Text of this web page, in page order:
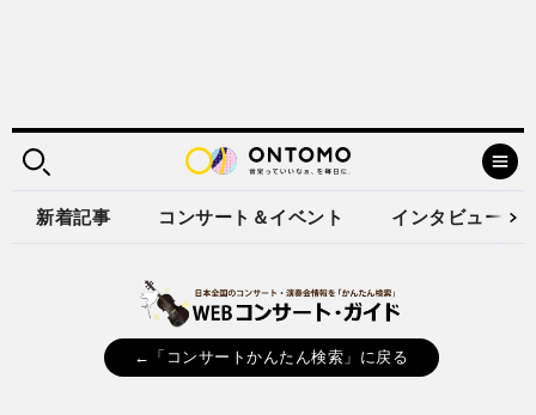
新着記事 コンサート＆イベント インタビュー
←「コンサートかんたん検索」に戻る